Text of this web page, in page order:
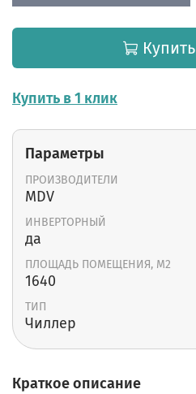
Купить
Купить в 1 клик
Параметры
ПРОИЗВОДИТЕЛИ
MDV
ИНВЕРТОРНЫЙ
да
ПЛОЩАДЬ ПОМЕЩЕНИЯ, М2
1640
ТИП
Чиллер
Краткое описание